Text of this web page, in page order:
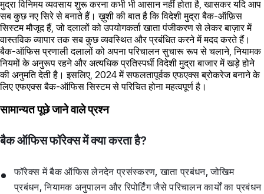
मुद्रा विनिमय व्यवसाय शुरू करना कभी भी आसान नहीं होता है, खासकर यदि आप
सब कुछ नए सिरे से बनाते हैं। ख़ुशी की बात है कि विदेशी मुद्रा बैक-ऑफ़िस
सिस्टम मौजूद हैं, जो दलालों को उपयोगकर्ता खाता पंजीकरण से लेकर बाज़ार में
वास्तविक व्यापार तक सब कुछ व्यवस्थित और प्रबंधित करने में मदद करते हैं।
बैक-ऑफिस प्रणाली दलालों को अपना परिचालन सुचारू रूप से चलाने, नियामक
नियमों के अनुरूप रहने और अत्यधिक प्रतिस्पर्धी विदेशी मुद्रा बाजार में खड़े होने
की अनुमति देती है। इसलिए, 2024 में सफलतापूर्वक एफएक्स ब्रोकरेज बनाने के
लिए एफएक्स बैक-ऑफिस सिस्टम से परिचित होना महत्वपूर्ण है।
सामान्यत पूछे जाने वाले प्रश्न
बैक ऑफिस फॉरेक्स में क्या करता है?
फॉरेक्स में बैक ऑफिस लेनदेन प्रसंस्करण, खाता प्रबंधन, जोखिम
प्रबंधन, नियामक अनुपालन और रिपोर्टिंग जैसे परिचालन कार्यों का प्रबंधन